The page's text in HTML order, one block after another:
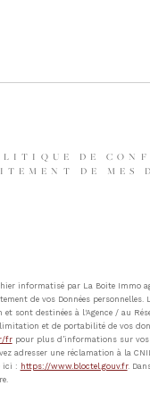
DE
DE MES
informatisé par La Boite
de vos Données
et sont destinées à l'Agence / au
et de portabilité de vos
frpour plus d’informations sur vos
adresser une réclamation à la
ici : https://www.bloctel.gouv.fr.